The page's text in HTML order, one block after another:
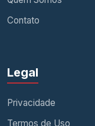
Contato
Legal
Privacidade
Termos de Uso